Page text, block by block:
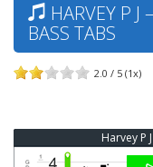
HARVEY P J
BASS TABS
2.0 / 5 (1x)
Harvey P